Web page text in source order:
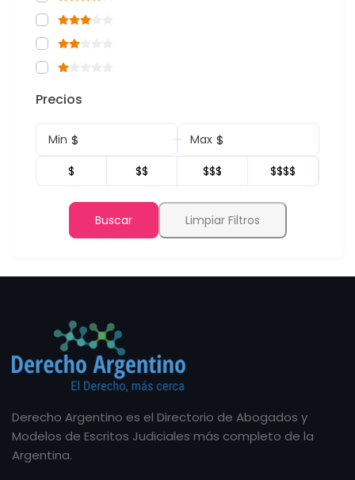
Precios
Min $ Max $
$ $$ $$$ $$$$
Buscar Limpiar Filtros
Derecho Argentino es el Directorio de Abogados y
Modelos de Escritos Judiciales más completo de la
Argentina.